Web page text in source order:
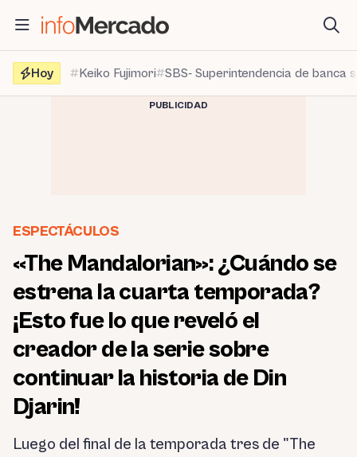
contenido
Hoy
Keiko Fujimori SBS- Superintendencia de banca
PUBLICIDAD
ESPECTÁCULOS
«The Mandalorian»: ¿Cuándo se
estrena la cuarta temporada?
¡Esto fue lo que reveló el
creador de la serie sobre
continuar la historia de Din
Djarin!
Luego del final de la temporada tres de "The